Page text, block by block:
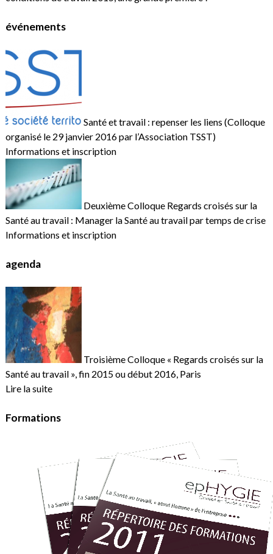
événements
Santé et travail : repenser les liens (Colloque
organisé le 29 janvier 2016 par l’Association TSST)
Informations et inscription
Deuxième Colloque Regards croisés sur la
Santé au travail : Manager la Santé au travail par temps de crise
Informations et inscription
agenda
Troisième Colloque « Regards croisés sur la
Santé au travail », fin 2015 ou début 2016, Paris
Lire la suite
Formations